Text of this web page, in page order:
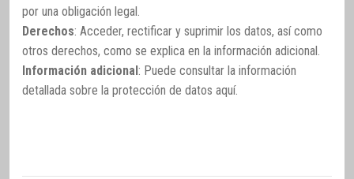
por una obligación legal.
Derechos: Acceder, rectificar y suprimir los datos, así como
otros derechos, como se explica en la información adicional.
Información adicional: Puede consultar la información
detallada sobre la protección de datos aquí.